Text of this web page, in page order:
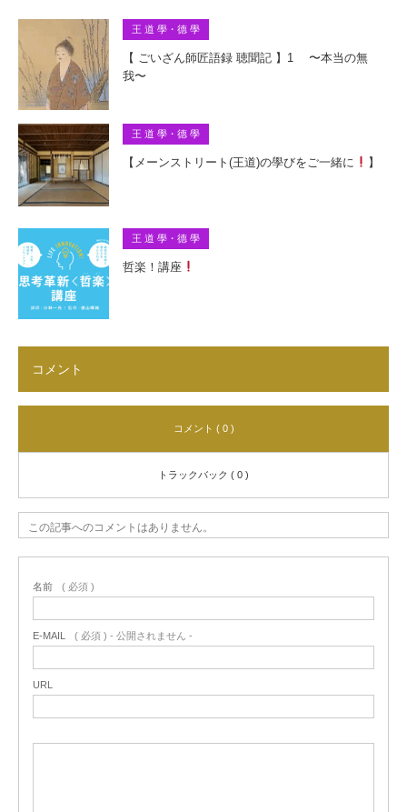
王 道 學・德 學
【 ごいざん師匠語録 聴聞記 】1 〜本当の無
我〜
王 道 學・德 學
【メーンストリート(王道)の學びをご一緒に 】
王 道 學・德 學
哲楽！講座
コメント
コメント ( 0 )
トラックバック ( 0 )
この記事へのコメントはありません。
名前 ( 必須 )
E-MAIL ( 必須 ) - 公開されません -
URL